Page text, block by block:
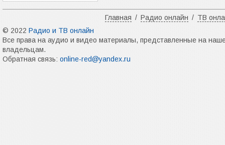
Главная / Радио онлайн / ТВ
© 2022 Радио и ТВ онлайн
Все права на аудио и видео материалы, представленные на
владельцам.
Обратная связь: online-red@yandex.ru